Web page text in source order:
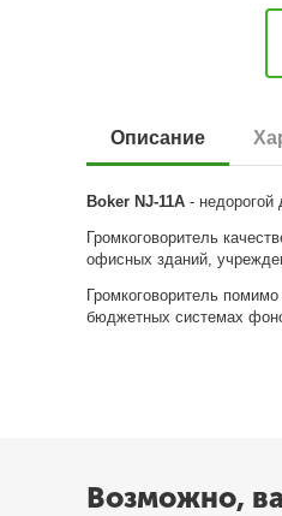
Описание
Boker NJ-11A - недорогой
Громкоговоритель
офисных зданий,
Громкоговоритель
бюджетных системах
Возможно,